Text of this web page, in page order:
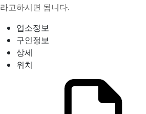
라고하시면 됩니다.
업소정보
구인정보
상세
위치